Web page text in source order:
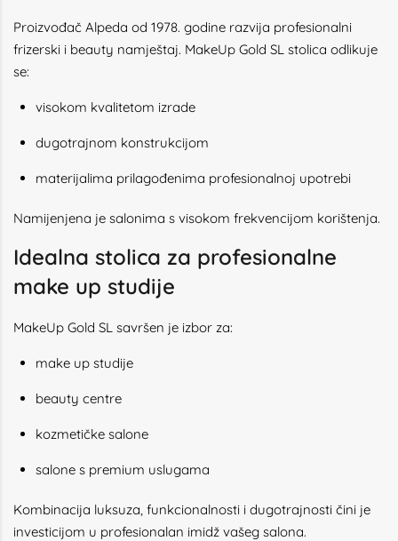
Proizvođač Alpeda od 1978. godine razvija profesionalni
frizerski i beauty namještaj. MakeUp Gold SL stolica odlikuje
se:
visokom kvalitetom izrade
dugotrajnom konstrukcijom
materijalima prilagođenima profesionalnoj upotrebi
Namijenjena je salonima s visokom frekvencijom korištenja.
Idealna stolica za profesionalne
make up studije
MakeUp Gold SL savršen je izbor za:
make up studije
beauty centre
kozmetičke salone
salone s premium uslugama
Kombinacija luksuza, funkcionalnosti i dugotrajnosti čini je
investicijom u profesionalan imidž vašeg salona.